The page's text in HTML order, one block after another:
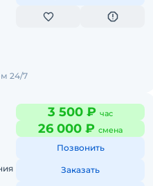
24/7
3 500 ₽ час
26 000 ₽ смена
Позвонить
Заказать